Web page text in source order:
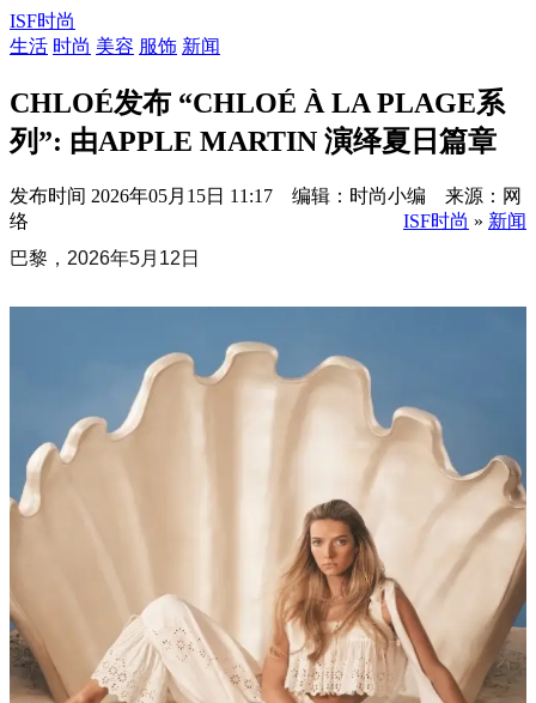
ISF时尚
生活 时尚 美容 服饰 新闻
CHLOÉ发布 “CHLOÉ À LA PLAGE系
列”: 由APPLE MARTIN 演绎夏日篇章
发布时间 2026年05月15日 11:17 编辑：时尚小编 来源：网
络
ISF时尚 » 新闻
巴黎，2026年5月12日